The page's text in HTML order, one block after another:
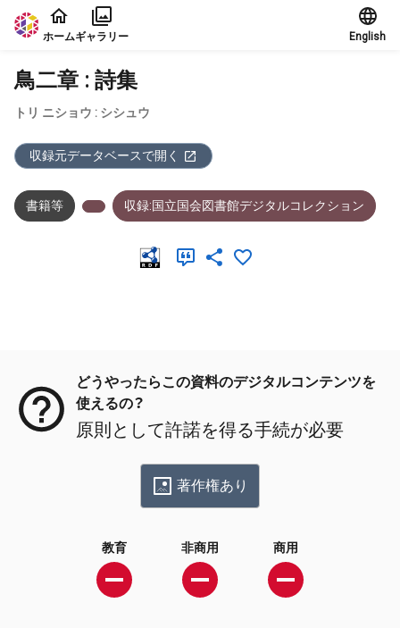
本文に飛ぶ
ホームギャラリー English
鳥二章 : 詩集
トリ ニショウ : シシュウ
収録元データベースで開く
書籍等 収録:国立国会図書館デジタルコレクション
どうやったらこの資料のデジタルコンテンツを
使えるの？
原則として許諾を得る手続が必要
著作権あり
教育 非商用 商用